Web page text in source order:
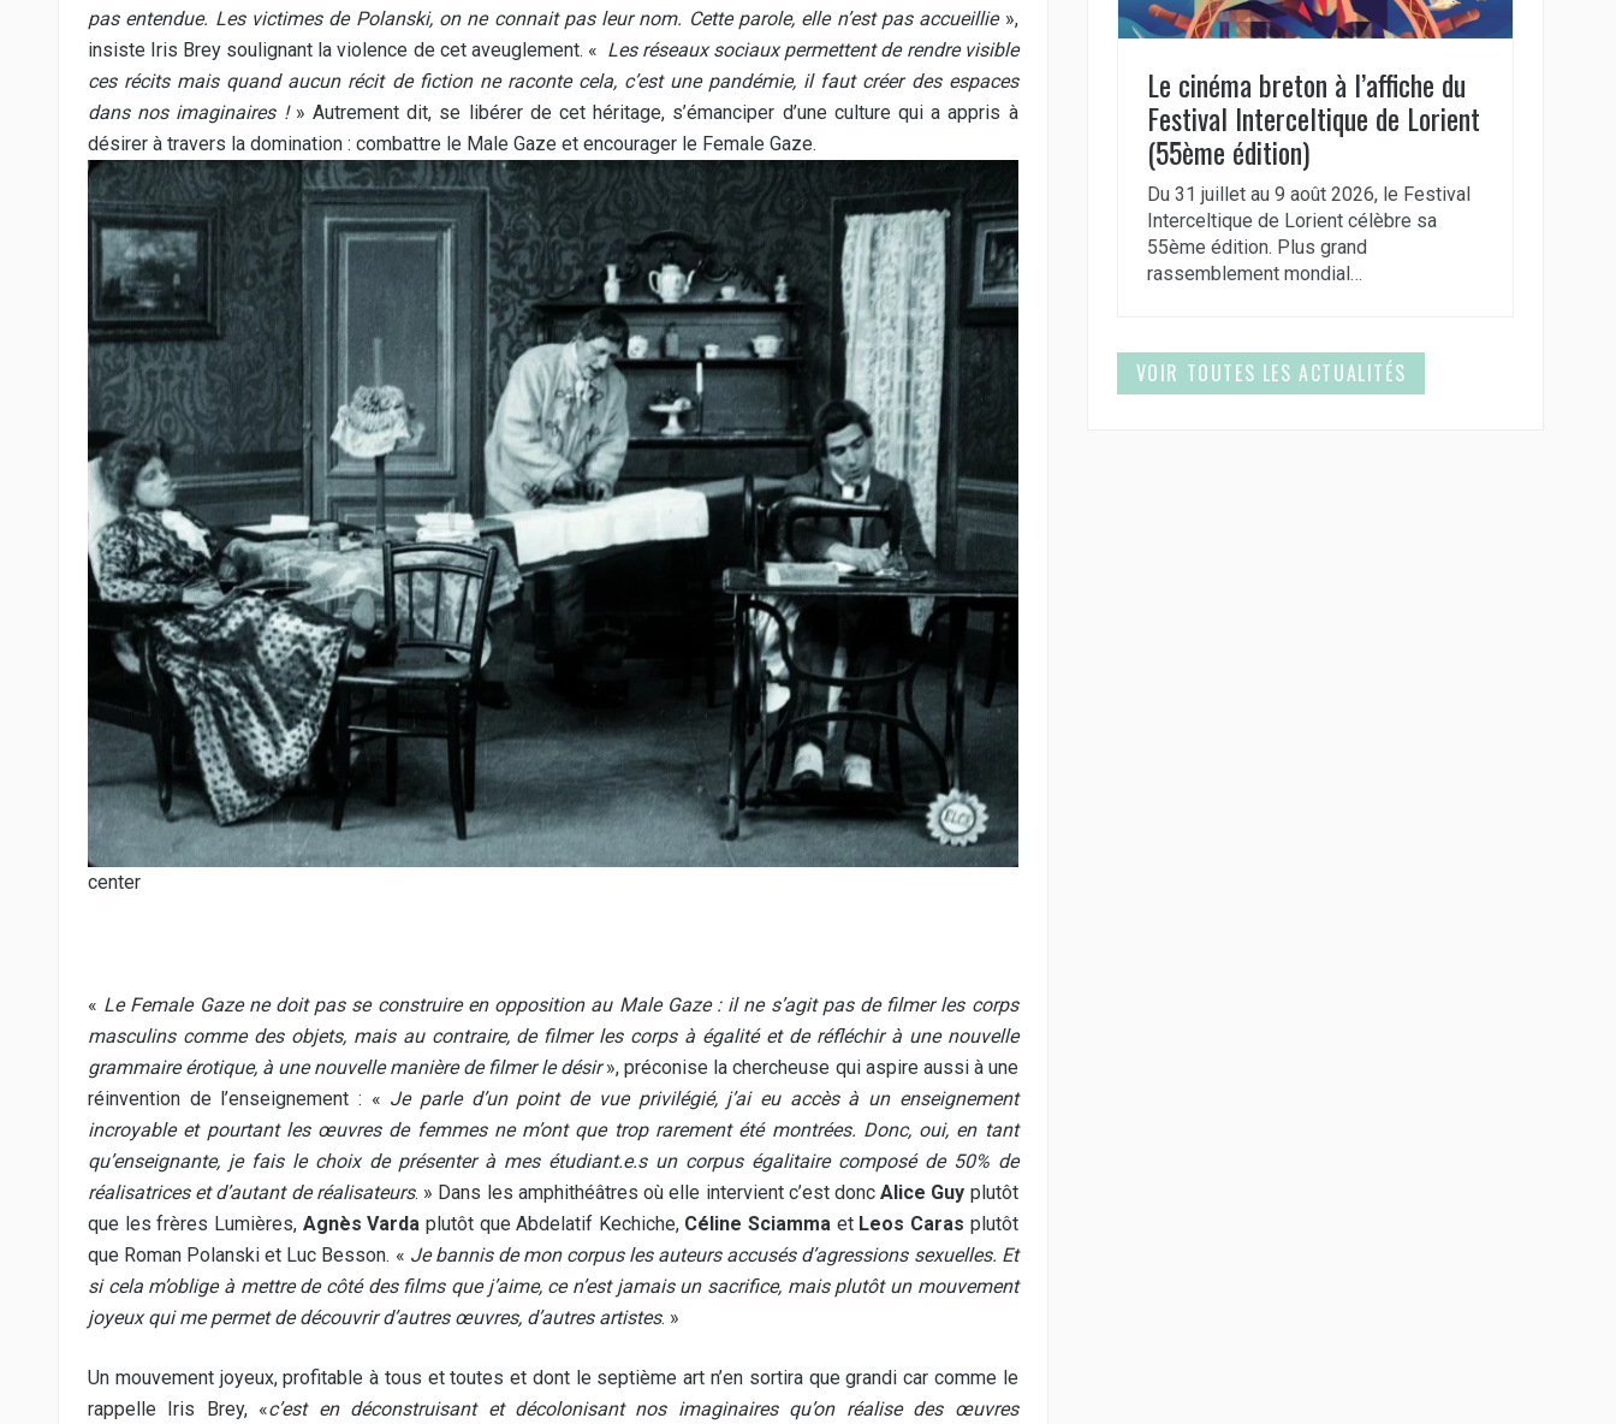
pas entendue. Les victimes de Polanski, on ne connait pas leur nom. Cette parole, elle n’est pas accueillie»,
insiste Iris Brey soulignant la violence de cet aveuglement. « Les réseaux sociaux permettent de rendre visible
ces récits mais quand aucun récit de fiction ne raconte cela, c’est une pandémie, il faut créer des espaces
dans nos imaginaires !» Autrement dit, se libérer de cet héritage, s’émanciper d’une culture qui a appris à
désirer à travers la domination : combattre le Male Gaze et encourager le Female Gaze.
center
« Le Female Gaze ne doit pas se construire en opposition au Male Gaze : il ne s’agit pas de filmer les corps
masculins comme des objets, mais au contraire, de filmer les corps à égalité et de réfléchir à une nouvelle
grammaire érotique, à une nouvelle manière de filmer le désir», préconise la chercheuse qui aspire aussi à une
réinvention de l’enseignement : « Je parle d’un point de vue privilégié, j’ai eu accès à un enseignement
incroyable et pourtant les œuvres de femmes ne m’ont que trop rarement été montrées. Donc, oui, en tant
qu’enseignante, je fais le choix de présenter à mes étudiant.e.s un corpus égalitaire composé de 50% de
réalisatrices et d’autant de réalisateurs. » Dans les amphithéâtres où elle intervient c’est doncAlice Guy plutôt
que les frères Lumières, Agnès Varda plutôt que Abdelatif Kechiche,Céline Sciamma etLeos Caras plutôt
que Roman Polanski et Luc Besson. « Je bannis de mon corpus les auteurs accusés d’agressions sexuelles. Et
si cela m’oblige à mettre de côté des films que j’aime, ce n’est jamais un sacrifice, mais plutôt un mouvement
joyeux qui me permet de découvrir d’autres œuvres, d’autres artistes. »
Un mouvement joyeux, profitable à tous et toutes et dont le septième art n’en sortira que grandi car comme le
rappelle Iris Brey, «c’est en déconstruisant et décolonisant nos imaginaires qu’on réalise des œuvres
Le cinéma breton à l’affiche du
Festival Interceltique de Lorient
(55ème édition)
Du 31 juillet au 9 août 2026, le Festival
Interceltique de Lorient célèbre sa
55ème édition. Plus grand
rassemblement mondial…
VOIR TOUTES LES ACTUALITÉS